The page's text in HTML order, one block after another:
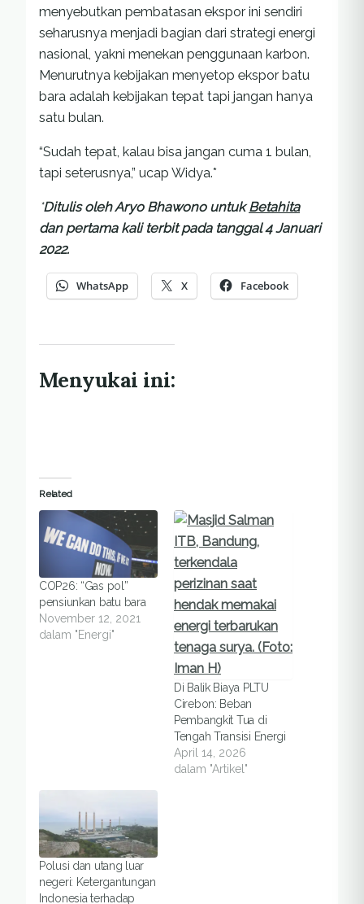
menyebutkan pembatasan ekspor ini sendiri
seharusnya menjadi bagian dari strategi energi
nasional, yakni menekan penggunaan karbon.
Menurutnya kebijakan menyetop ekspor batu
bara adalah kebijakan tepat tapi jangan hanya
satu bulan.
“Sudah tepat, kalau bisa jangan cuma 1 bulan,
tapi seterusnya,” ucap Widya.*
*Ditulis oleh Aryo Bhawono untukBetahita
dan pertama kali terbit pada tanggal 4 Januari
2022.
WhatsApp X Facebook
Menyukai ini:
Related
COP26: “Gas pol”
pensiunkan batu bara
November 12, 2021
dalam "Energi"
Di Balik Biaya PLTU
Cirebon: Beban
Pembangkit Tua di
Tengah Transisi Energi
April 14, 2026
dalam "Artikel"
Polusi dan utang luar
negeri: Ketergantungan
Indonesia terhadap